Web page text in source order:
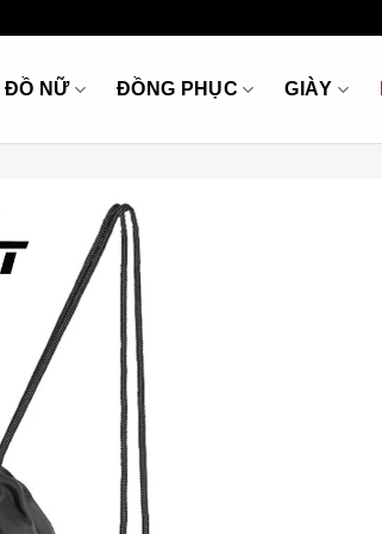
ĐỒ NỮ ĐỒNG PHỤC GIÀY